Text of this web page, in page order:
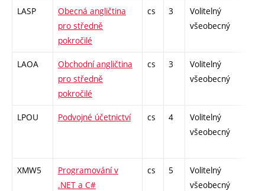
LASP
Obecná angličtina
pro středně
pokročilé
cs 3
Volitelný
všeobecný
LAOA
Obchodní angličtina
pro středně
pokročilé
cs 3
Volitelný
všeobecný
LPOU Podvojné účetnictví cs 4
Volitelný
všeobecný
XMW5
Programování v
.NET a C#
cs 5
Volitelný
všeobecný